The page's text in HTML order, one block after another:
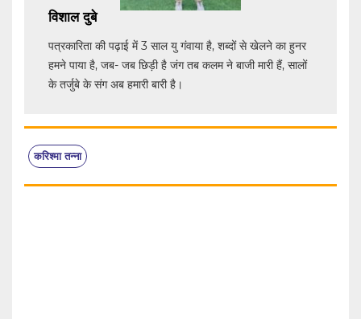
विशाल दुबे
पत्रकारिता की पढ़ाई में 3 साल यु गंवाया है, शब्दों से खेलने का हुनर
हमने पाया है, जब- जब छिड़ी है जंग तब कलम ने बाजी मारी हैं, सालों
के तर्जुबे के संग अब हमारी बारी है।
करिश्मा तन्ना